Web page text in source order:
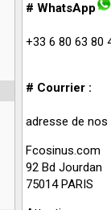
# WhatsApp
+33 6 80 63 80
# Courrier :
adresse de
Fcosinus.com
92 Bd Jourdan
75014 PARIS